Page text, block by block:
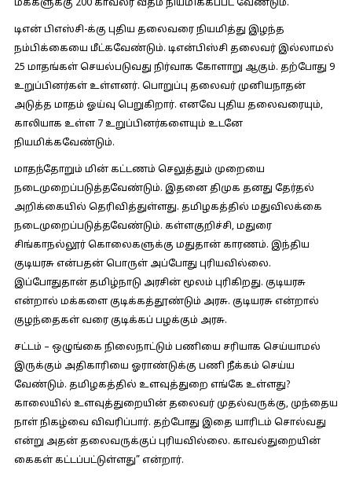
மக்களுக்கு 200 காவலர் வீதம் நியமிக்கப்பட வேண்டும்.
டிஎன் பிஎஸ்சி-க்கு புதிய தலைவரை நியமித்து இழந்த
நம்பிக்கையை மீட்கவேண்டும். டிஎன்பிஸ்சி தலைவர் இல்லாமல்
25 மாதங்கள் செயல்படுவது நிர்வாக கோளாறு ஆகும். தற்போது 9
உறுப்பினர்கள் உள்ளனர். பொறுப்பு தலைவர் முனியநாதன்
அடுத்த மாதம் ஓய்வு பெறுகிறார். எனவே புதிய தலைவரையும்,
காலியாக உள்ள 7 உறுப்பினர்களையும் உடனே
நியமிக்கவேண்டும்.
மாதந்தோறும் மின் கட்டணம் செலுத்தும் முறையை
நடைமுறைப்படுத்தவேண்டும். இதனை திமுக தனது தேர்தல்
அறிக்கையில் தெரிவித்துள்ளது. தமிழகத்தில் மதுவிலக்கை
நடைமுறைப்படுத்தவேண்டும். கள்ளகுறிச்சி, மதுரை
சிங்காநல்லூர் கொலைகளுக்கு மதுதான் காரணம். இந்திய
குடியரசு என்பதன் பொருள் அப்போது புரியவில்லை.
இப்போதுதான் தமிழ்நாடு அரசின் மூலம் புரிகிறது. குடியரசு
என்றால் மக்களை குடிக்கத்தூண்டும் அரசு. குடியரசு என்றால்
குழந்தைகள் வரை குடிக்கப் பழக்கும் அரசு.
சட்டம் – ஒழுங்கை நிலைநாட்டும் பணியை சரியாக செய்யாமல்
இருக்கும் அதிகாரியை ஓராண்டுக்கு பணி நீக்கம் செய்ய
வேண்டும். தமிழகத்தில் உளவுத்துறை எங்கே உள்ளது?
காலையில் உளவுத்துறையின் தலைவர் முதல்வருக்கு, முந்தைய
நாள் நிகழ்வை விவரிப்பார். தற்போது இதை யாரிடம் சொல்வது
என்று அதன் தலைவருக்குப் புரியவில்லை. காவல்துறையின்
கைகள் கட்டப்பட்டுள்ளது” என்றார்.